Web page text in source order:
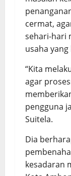
cermat,
sehari-hari
usaha
“Kita
agar
pengguna
Suitela.
Dia
kesadaran